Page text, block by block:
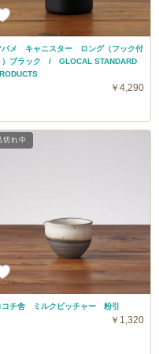
バメ キャニスター ロング（フック付
）ブラック / GLOCAL STANDARD
￥4,290
コチ舎 ミルクピッチャー 粉引
￥1,320
切れ中